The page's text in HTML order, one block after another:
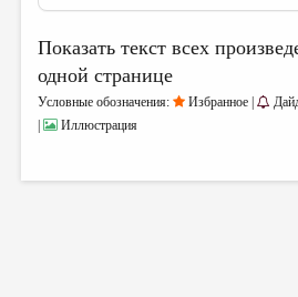
Показать текст всех
одной странице
Условные обозначения: Избранное |
Иллюстрация